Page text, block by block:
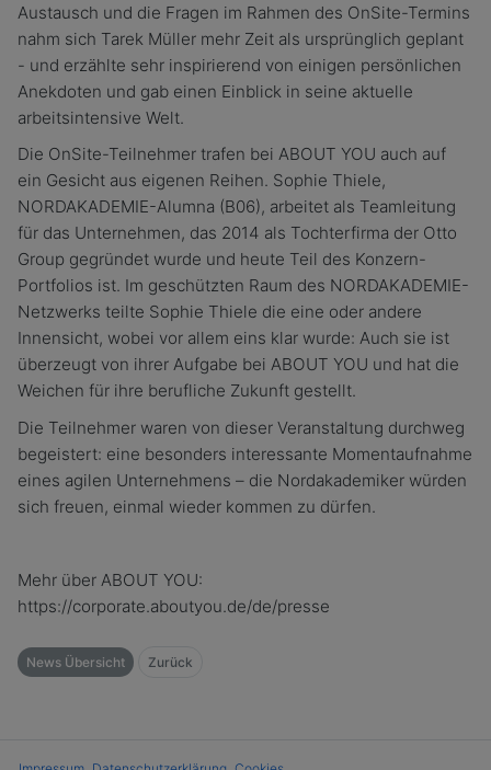
Austausch und die Fragen im Rahmen des OnSite-Termins
nahm sich Tarek Müller mehr Zeit als ursprünglich geplant
- und erzählte sehr inspirierend von einigen persönlichen
Anekdoten und gab einen Einblick in seine aktuelle
arbeitsintensive Welt.
Die OnSite-Teilnehmer trafen bei ABOUT YOU auch auf
ein Gesicht aus eigenen Reihen. Sophie Thiele,
NORDAKADEMIE-Alumna (B06), arbeitet als Teamleitung
für das Unternehmen, das 2014 als Tochterfirma der Otto
Group gegründet wurde und heute Teil des Konzern-
Portfolios ist. Im geschützten Raum des NORDAKADEMIE-
Netzwerks teilte Sophie Thiele die eine oder andere
Innensicht, wobei vor allem eins klar wurde: Auch sie ist
überzeugt von ihrer Aufgabe bei ABOUT YOU und hat die
Weichen für ihre berufliche Zukunft gestellt.
Die Teilnehmer waren von dieser Veranstaltung durchweg
begeistert: eine besonders interessante Momentaufnahme
eines agilen Unternehmens – die Nordakademiker würden
sich freuen, einmal wieder kommen zu dürfen.
Mehr über ABOUT YOU:
https://corporate.aboutyou.de/de/presse
News Übersicht Zurück